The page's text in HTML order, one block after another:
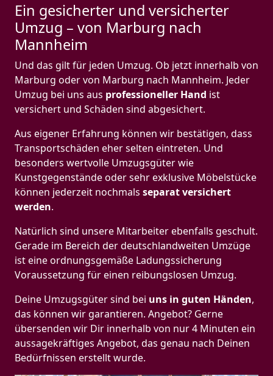
Ein gesicherter und versicherter
Umzug – von Marburg nach
Mannheim
Und das gilt für jeden Umzug. Ob jetzt innerhalb von
Marburg oder von Marburg nach Mannheim. Jeder
Umzug bei uns aus professioneller Hand ist
versichert und Schäden sind abgesichert.
Aus eigener Erfahrung können wir bestätigen, dass
Transportschäden eher selten eintreten. Und
besonders wertvolle Umzugsgüter wie
Kunstgegenstände oder sehr exklusive Möbelstücke
können jederzeit nochmals separat versichert
werden.
Natürlich sind unsere Mitarbeiter ebenfalls geschult.
Gerade im Bereich der deutschlandweiten Umzüge
ist eine ordnungsgemäße Ladungssicherung
Voraussetzung für einen reibungslosen Umzug.
Deine Umzugsgüter sind bei uns in guten Händen,
das können wir garantieren. Angebot? Gerne
übersenden wir Dir innerhalb von nur 4 Minuten ein
aussagekräftiges Angebot, das genau nach Deinen
Bedürfnissen erstellt wurde.